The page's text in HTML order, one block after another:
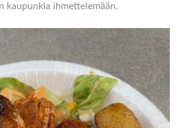
kaupunkia ihmettelemään.